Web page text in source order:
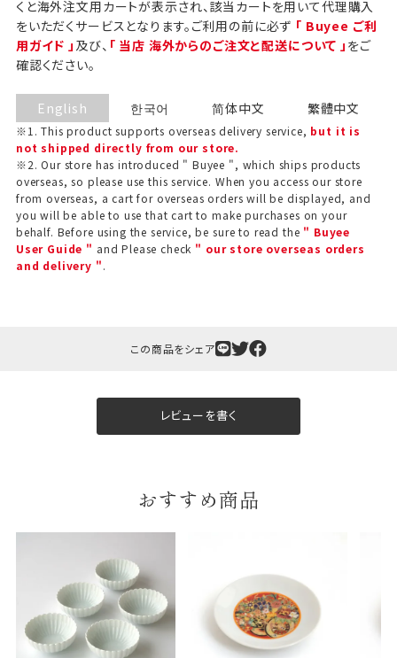
ギフト包装について
当店でギフト対応の商品をご購入いただきますと、熨
斗（のし）掛け・ギフト包装・手提げ袋を無料サービス
しております。
包装紙は2種類あります。
一般的なギフト包装
包装
のし・包装体裁により、紐（ひも）掛けしない場合が
あります。
くと海外注文用カートが表示され、該当カートを用いて代理購入
をいただくサービスとなります。ご利用の前に必ず 「 Buyee ご利
用ガイド 」 及び、 「 当店 海外からのご注文と配送について 」 をご
確認ください。
English
※1. This product supports overseas delivery service, but it is
not shipped directly from our store.
※2. Our store has introduced " Buyee ", which ships products
overseas, so please use this service. When you access our store
from overseas, a cart for overseas orders will be displayed, and
you will be able to use that cart to make purchases on your
behalf. Before using the service, be sure to read the " Buyee
User Guide " and Please check " our store overseas orders
and delivery ".
한국어 简体中文 繁體中文
この商品をシェア
レビューを書く
おすすめ商品